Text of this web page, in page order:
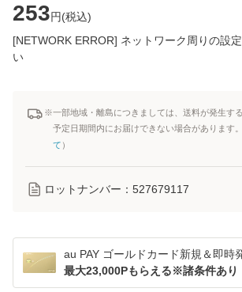
253円(税込)
[NETWORK ERROR] ネットワーク周りの設
い
※一部地域・離島につきましては、送料が発生す
予定日期間内にお届けできない場合があります
て ）
ロットナンバー： 527679117
au PAY ゴールドカード新規＆即時
最大23,000Pもらえる※諸条件あり